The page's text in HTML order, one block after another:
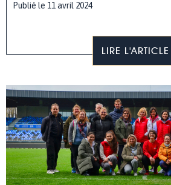
Publié le 11 avril 2024
LIRE L'ARTICLE